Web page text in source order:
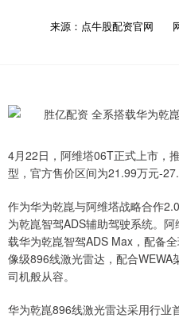
来源：点牛股配资官网
4月22日，阿维塔06T正式上市，
型，官方售价区间为21.99万元-
作为华为乾崑与阿维塔战略合作
为乾崑智驾ADS辅助驾驶系统。
载华为乾崑智驾ADS Max，配备
像级896线激光雷达，配合
司机般从容。
华为乾崑896线激光雷达采用行业